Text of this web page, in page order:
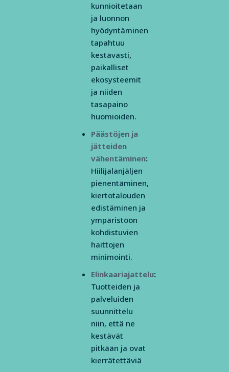
kunnioitetaan
ja luonnon
hyödyntäminen
tapahtuu
kestävästi,
paikalliset
ekosysteemit
ja niiden
tasapaino
huomioiden.
Päästöjen ja
jätteiden
vähentäminen:
Hiilijalanjäljen
pienentäminen,
kiertotalouden
edistäminen ja
ympäristöön
kohdistuvien
haittojen
minimointi.
Elinkaariajattelu:
Tuotteiden ja
palveluiden
suunnittelu
niin, että ne
kestävät
pitkään ja ovat
kierrätettäviä